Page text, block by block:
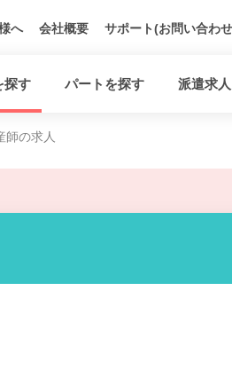
へ 会社概要 サポート(お問い合わ
探す パートを探す 派遣求
師の求人